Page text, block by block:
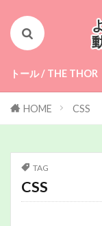
トール / THE THOR
HOME CSS
TAG
CSS
Windows7
パンくずリス
絵文字